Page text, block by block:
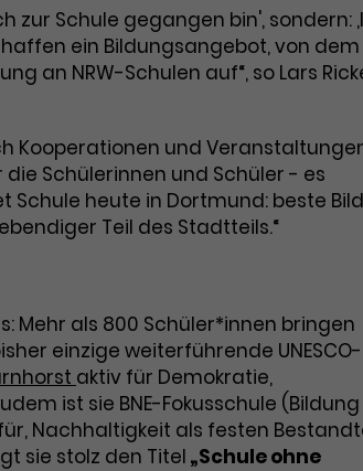
ist ein von Google Analytics gesetztes
gesendet. Solange es gesetzt
bestimmte
unterbunden.
Cookie wird verwendet, um
mit Werbeanzeigen
Cookie dient der Anzeige
Werbung und misst die
von Werbekampagnen über
Websites hinweg.
zur Schule gegangen bin', sondern:
ein Bildungsangebot, von
an NRW-Schulen auf“, so Lars
Kooperationen und
Schülerinnen und Schüler - es
Schule heute in Dortmund: beste
Teil des Stadtteils.“
Mehr als 800 Schüler*innen bringen
einzige weiterführende UNESCO-
aktiv für Demokratie,
ist sie BNE-Fokusschule
Nachhaltigkeit als festen
sie stolz den Titel „Schule ohne